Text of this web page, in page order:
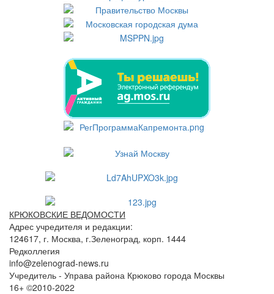
КРЮКОВСКИЕ ВЕДОМОСТИ
Адрес учредителя и редакции:
124617, г. Москва, г.Зеленоград, корп. 1444
Редколлегия
info@zelenograd-news.ru
Учредитель - Управа района Крюково города Москвы
16+ ©2010-2022